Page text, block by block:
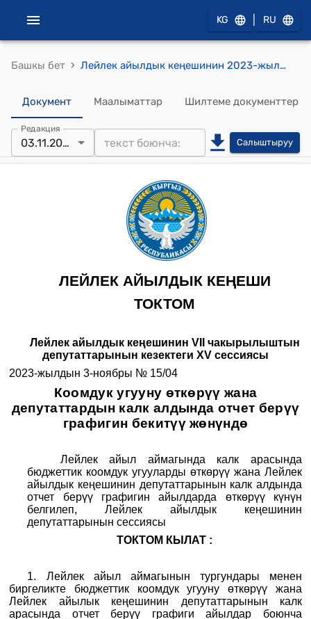
KG RU
Башкы бет › Лейлек айылдык кеңешинин 2023-жылдын 3-ноябрындагы № 15/04 "Коомдук угууну өткөрүү жана депутаттардын калк алдында отчет берүү графигин бекитүү жөнүндө" токтому
Документ Маалыматтар Шилтеме документтер
Редакция
03.11.2023 Салыштыруу